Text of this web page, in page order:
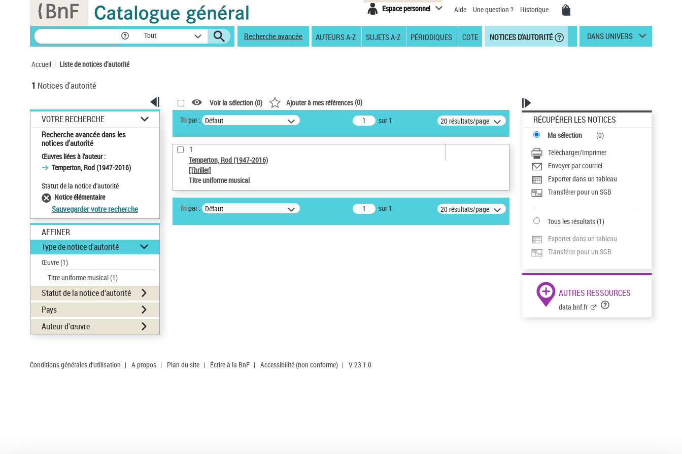
Espace personnel Aide Une question ? Historique
Tout Recherche avancée AUTEURS A-Z SUJETS A-Z PÉRIODIQUES COTE NOTICES D'AUTORITÉ DANS UNIVERS
Accueil Liste de notices d’autorité
1 Notices d'autorité
VOTRE RECHERCHE
Recherche avancée dans les
notices d’autorité
Œuvres liées à l'auteur :
Temperton, Rod (1947-2016)
Statut de la notice d’autorité
Notice élémentaire
Sauvegarder votre recherche
AFFINER
Type de notice d'autorité
Œuvre(1)
Titre uniforme musical(1)
Statut de la notice d’autorité
Pays
Auteur d’œuvre
Voir la sélection (0) Ajouter à mes références(0)
Tri par : Défaut sur 1 20 résultats/page
1
Temperton, Rod (1947-2016)
[Thriller]
Titre uniforme musical
Tri par : Défaut sur 1 20 résultats/page
RÉCUPÉRER LES NOTICES
Ma sélection (0)
Télécharger/Imprimer
Envoyer par courriel
Exporter dans un tableau
Transférer pour un SGB
Tous les résultats(1)
Exporter dans un tableau
Transférer pour un SGB
AUTRES RESSOURCES
data.bnf.fr
Conditions générales d'utilisation | A propos | Plan du site | Écrire à la BnF | Accessibilité (non conforme) | V 23.1.0
Panneau de gestion des cookies